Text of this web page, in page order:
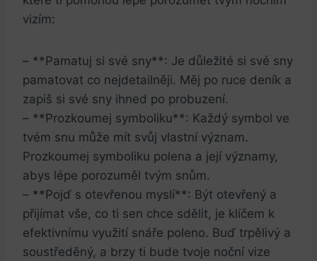
vizím:
– **Pamatuj si své sny**: Je důležité si své sny
pamatovat co nejdetailněji. Měj po ruce deník a
zapiš si své sny ihned po probuzení.
– **Prozkoumej symboliku**: Každý symbol ve
tvém snu může mít svůj vlastní význam.
Prozkoumej symboliku polena a její významy,
abys lépe porozuměl tvým snům.
– **Pojď s otevřenou myslí**: Být otevřený a
přijímat vše, co ti sen chce sdělit, je klíčem k
efektivnímu využití snáře poleno. Buď trpělivý a
soustředěný, a brzy ti bude tvoje noční vize